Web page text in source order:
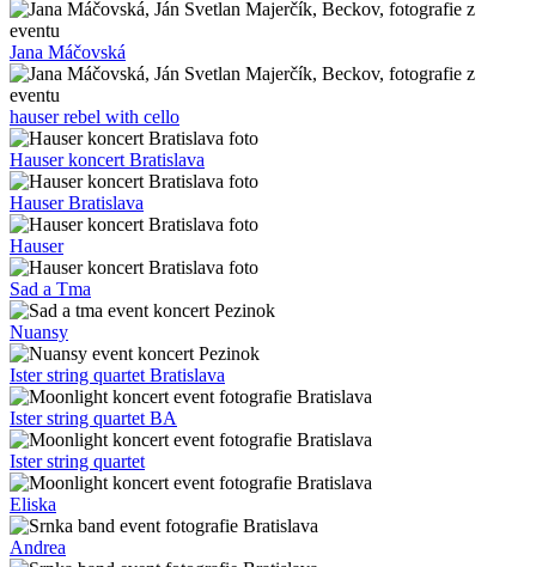
Jana Máčovská
hauser rebel with cello
Hauser koncert Bratislava
Hauser Bratislava
Hauser
Sad a Tma
Nuansy
Ister string quartet Bratislava
Ister string quartet BA
Ister string quartet
Eliska
Andrea